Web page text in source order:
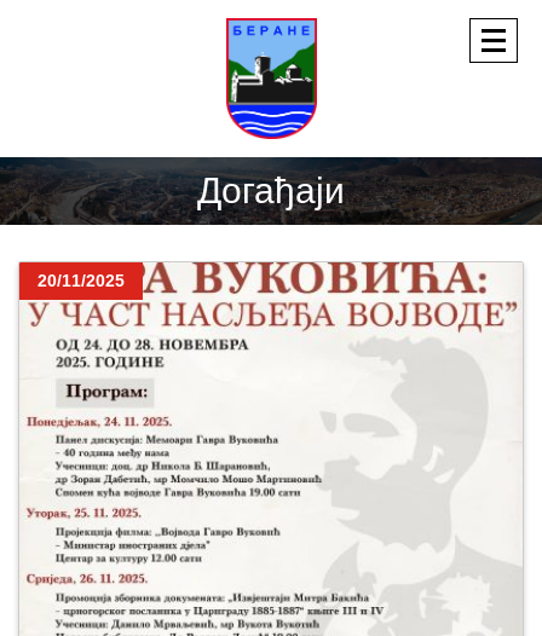
Догађаји
20/11/2025